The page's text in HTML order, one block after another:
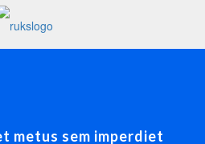
metus sem imperdiet